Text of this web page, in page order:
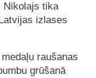
Nikolajs tika
izlases
raušanas
grūšanā